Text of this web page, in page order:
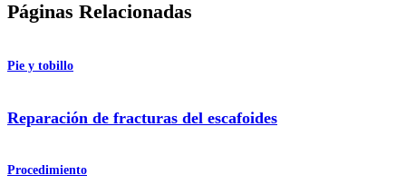
Páginas Relacionadas
Pie y tobillo
Reparación de fracturas del escafoides
Procedimiento